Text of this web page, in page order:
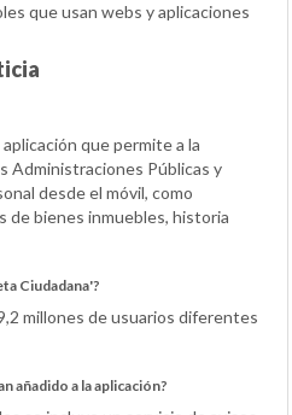
que usan webs y aplicaciones
que permite a la
Administraciones Públicas y
desde el móvil, como
bienes inmuebles, historia
Ciudadana'?
millones de usuarios diferentes
añadido a la aplicación?